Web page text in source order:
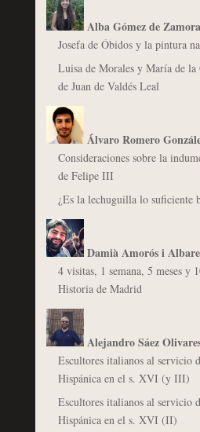
Alba Gómez de
Josefa de Óbidos y la pintura
Luisa de Morales y María de la
de Juan de Valdés Leal
Álvaro Romero
Consideraciones sobre la
de Felipe III
¿Es la lechuguilla lo suficiente
Damià Amorós i
4 visitas, 1 semana, 5 meses y
Historia de Madrid
Alejandro Sáez
Escultores italianos al servicio
Hispánica en el s. XVI (y III)
Escultores italianos al servicio
Hispánica en el s. XVI (II)